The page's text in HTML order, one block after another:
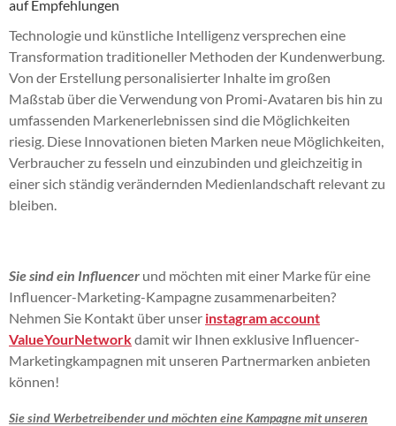
auf Empfehlungen
Technologie und künstliche Intelligenz versprechen eine
Transformation traditioneller Methoden der Kundenwerbung.
Von der Erstellung personalisierter Inhalte im großen
Maßstab über die Verwendung von Promi-Avataren bis hin zu
umfassenden Markenerlebnissen sind die Möglichkeiten
riesig. Diese Innovationen bieten Marken neue Möglichkeiten,
Verbraucher zu fesseln und einzubinden und gleichzeitig in
einer sich ständig verändernden Medienlandschaft relevant zu
bleiben.
Sie sind ein Influencer und möchten mit einer Marke für eine
Influencer-Marketing-Kampagne zusammenarbeiten?
Nehmen Sie Kontakt über unser instagram account
ValueYourNetworkdamit wir Ihnen exklusive Influencer-
Marketingkampagnen mit unseren Partnermarken anbieten
können!
Sie sind Werbetreibender und möchten eine Kampagne mit unseren